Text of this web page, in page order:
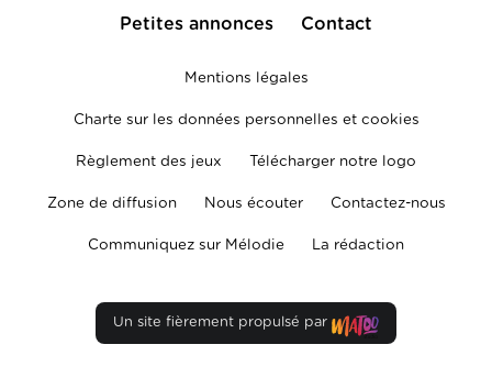
Petites annonces Contact
Mentions légales
Charte sur les données personnelles et cookies
Règlement des jeux Télécharger notre logo
Zone de diffusion Nous écouter Contactez-nous
Communiquez sur Mélodie La rédaction
Un site fièrement propulsé par